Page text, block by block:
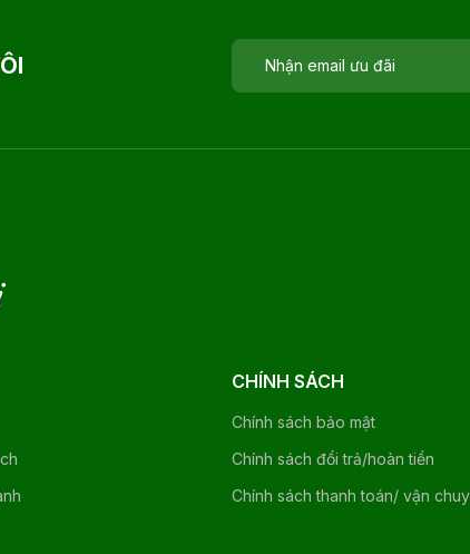
CHÍNH SÁCH
Chính sách bảo mật
Chính sách đổi trả/hoàn tiền
Chính sách thanh toán/ vận